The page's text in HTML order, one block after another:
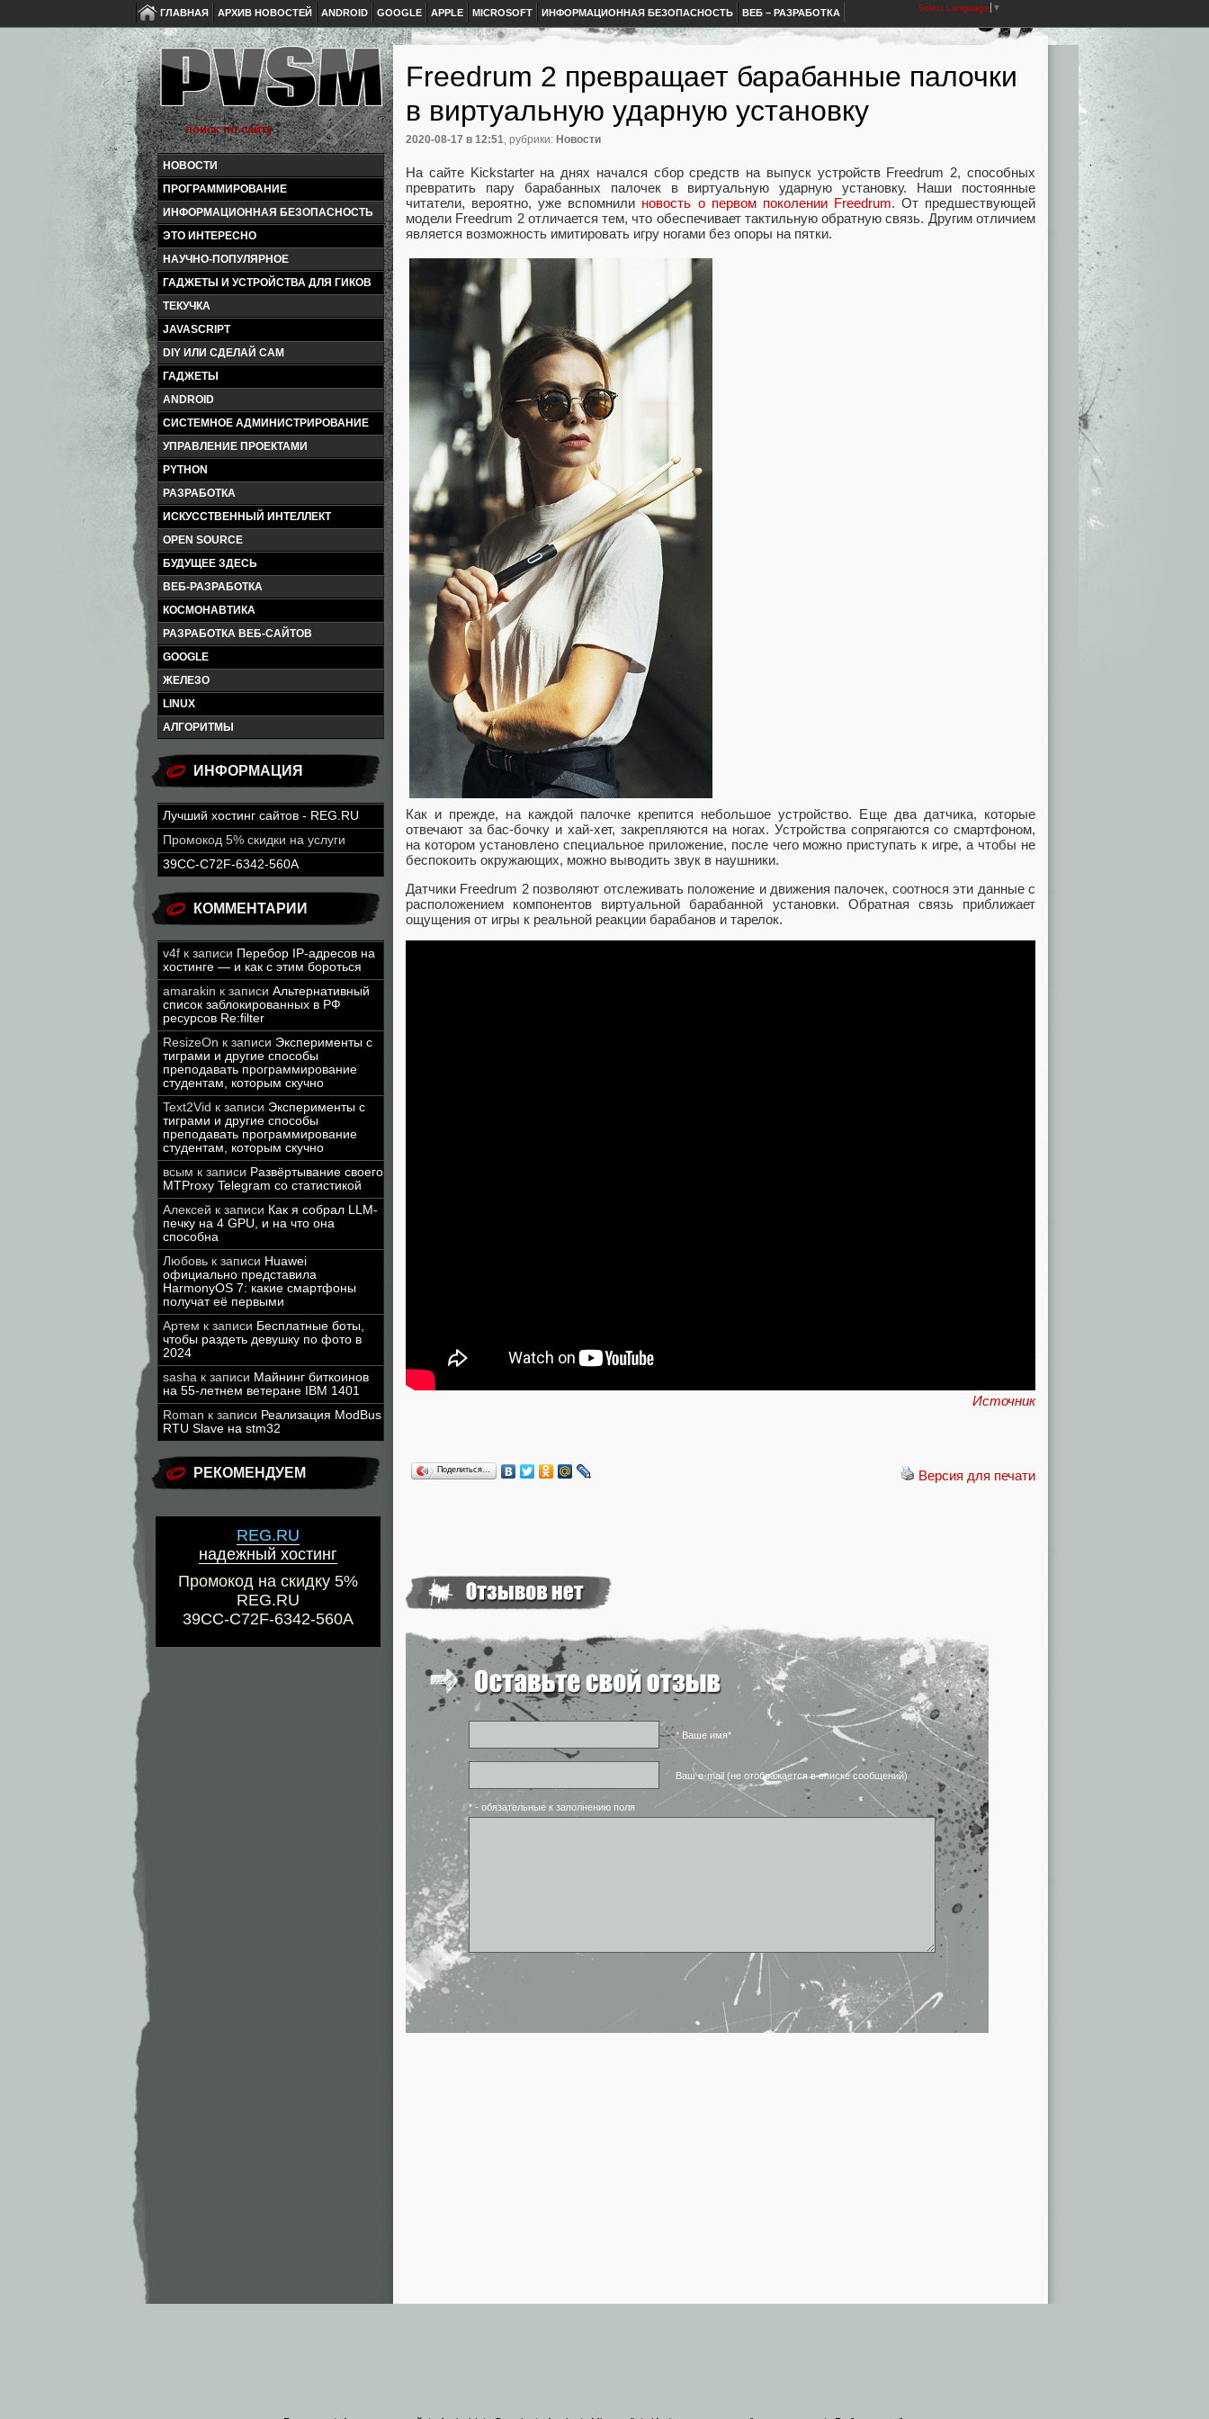
ГЛАВНАЯ АРХИВ НОВОСТЕЙ ANDROID GOOGLE APPLE MICROSOFT ИНФОРМАЦИОННАЯ БЕЗОПАСНОСТЬ ВЕБ – РАЗРАБОТКА Select Language ▼
НОВОСТИ
ПРОГРАММИРОВАНИЕ
ИНФОРМАЦИОННАЯ БЕЗОПАСНОСТЬ
ЭТО ИНТЕРЕСНО
НАУЧНО-ПОПУЛЯРНОЕ
ГАДЖЕТЫ И УСТРОЙСТВА ДЛЯ ГИКОВ
ТЕКУЧКА
JAVASCRIPT
DIY ИЛИ СДЕЛАЙ САМ
ГАДЖЕТЫ
ANDROID
СИСТЕМНОЕ АДМИНИСТРИРОВАНИЕ
УПРАВЛЕНИЕ ПРОЕКТАМИ
PYTHON
РАЗРАБОТКА
ИСКУССТВЕННЫЙ ИНТЕЛЛЕКТ
OPEN SOURCE
БУДУЩЕЕ ЗДЕСЬ
ВЕБ-РАЗРАБОТКА
КОСМОНАВТИКА
РАЗРАБОТКА ВЕБ-САЙТОВ
GOOGLE
ЖЕЛЕЗО
LINUX
АЛГОРИТМЫ
ИНФОРМАЦИЯ
Лучший хостинг сайтов - REG.RU
Промокод 5% скидки на услуги
39CC-C72F-6342-560A
КОММЕНТАРИИ
v4f к записи Перебор IP-адресов на
хостинге — и как с этим бороться
amarakin к записи Альтернативный
список заблокированных в РФ
ресурсов Re:filter
ResizeOn к записи Эксперименты с
тиграми и другие способы
преподавать программирование
студентам, которым скучно
Text2Vid к записи Эксперименты с
тиграми и другие способы
преподавать программирование
студентам, которым скучно
всым к записи Развёртывание своего
MTProxy Telegram со статистикой
Алексей к записи Как я собрал LLM-
печку на 4 GPU, и на что она
способна
Любовь к записи Huawei
официально представила
HarmonyOS 7: какие смартфоны
получат её первыми
Артем к записи Бесплатные боты,
чтобы раздеть девушку по фото в
2024
sasha к записи Майнинг биткоинов
на 55-летнем ветеране IBM 1401
Roman к записи Реализация ModBus
RTU Slave на stm32
РЕКОМЕНДУЕМ
REG.RU
надежный хостинг
Промокод на скидку 5%
REG.RU
39CC-C72F-6342-560A
Freedrum 2 превращает барабанные палочки
в виртуальную ударную установку
2020-08-17 в 12:51, рубрики: Новости
На сайте Kickstarter на днях начался сбор средств на выпуск устройств Freedrum 2, способных
превратить пару барабанных палочек в виртуальную ударную установку. Наши постоянные
читатели, вероятно, уже вспомнили новость о первом поколении Freedrum. От предшествующей
модели Freedrum 2 отличается тем, что обеспечивает тактильную обратную связь. Другим отличием
является возможность имитировать игру ногами без опоры на пятки.
Как и прежде, на каждой палочке крепится небольшое устройство. Еще два датчика, которые
отвечают за бас-бочку и хай-хет, закрепляются на ногах. Устройства сопрягаются со смартфоном,
на котором установлено специальное приложение, после чего можно приступать к игре, а чтобы не
беспокоить окружающих, можно выводить звук в наушники.
Датчики Freedrum 2 позволяют отслеживать положение и движения палочек, соотнося эти данные с
расположением компонентов виртуальной барабанной установки. Обратная связь приближает
ощущения от игры к реальной реакции барабанов и тарелок.
долларов, его можно считать состоявшимся. Сбор средств продолжится еще 25 дней, а отгрузка
должна начаться в августе следующего года.
Источник
Версия для печати
Поделиться…
* Ваше имя*
Ваш e-mail (не отображается в списке сообщений)
* - обязательные к заполнению поля